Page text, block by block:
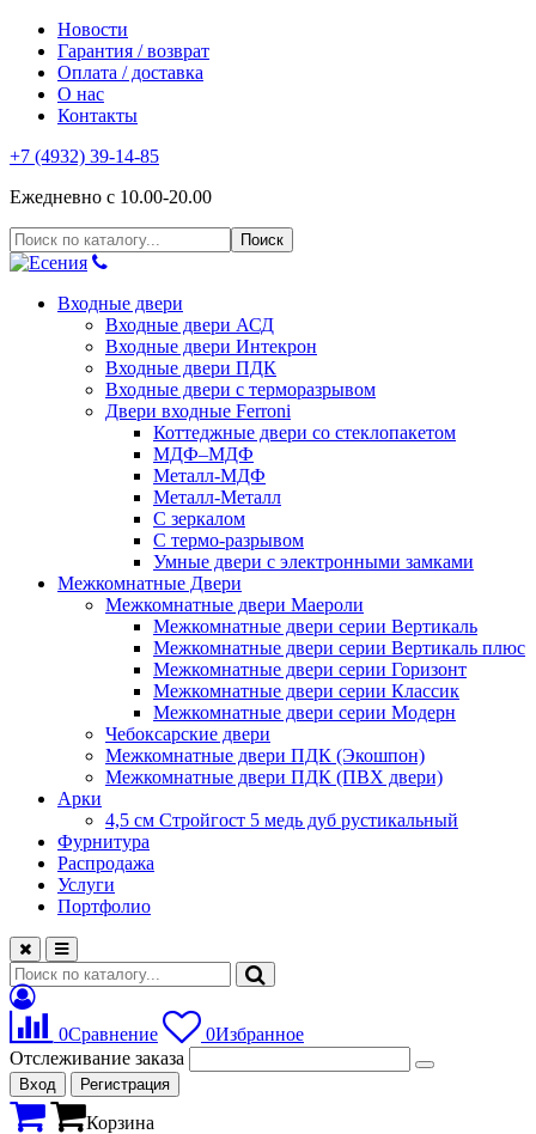
Новости
Гарантия / возврат
Оплата / доставка
О нас
Контакты
+7 (4932) 39-14-85
Ежедневно с 10.00-20.00
Входные двери
Входные двери АСД
Входные двери Интекрон
Входные двери ПДК
Входные двери с терморазрывом
Двери входные Ferroni
Коттеджные двери со стеклопакетом
МДФ–МДФ
Металл-МДФ
Металл-Металл
С зеркалом
С термо-разрывом
Умные двери с электронными замками
Межкомнатные Двери
Межкомнатные двери Маероли
Межкомнатные двери серии Вертикаль
Межкомнатные двери серии Вертикаль плюс
Межкомнатные двери серии Горизонт
Межкомнатные двери серии Классик
Межкомнатные двери серии Модерн
Чебоксарские двери
Межкомнатные двери ПДК (Экошпон)
Межкомнатные двери ПДК (ПВХ двери)
Арки
4,5 см Стройгост 5 медь дуб рустикальный
Фурнитура
Распродажа
Услуги
Портфолио
0Сравнение 0Избранное
Отслеживание заказа
Вход Регистрация
Корзина